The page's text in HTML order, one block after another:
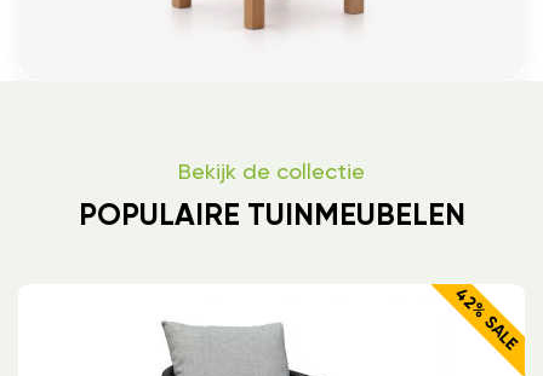
Bekijk de collectie
POPULAIRE TUINMEUBELEN
42% SALE